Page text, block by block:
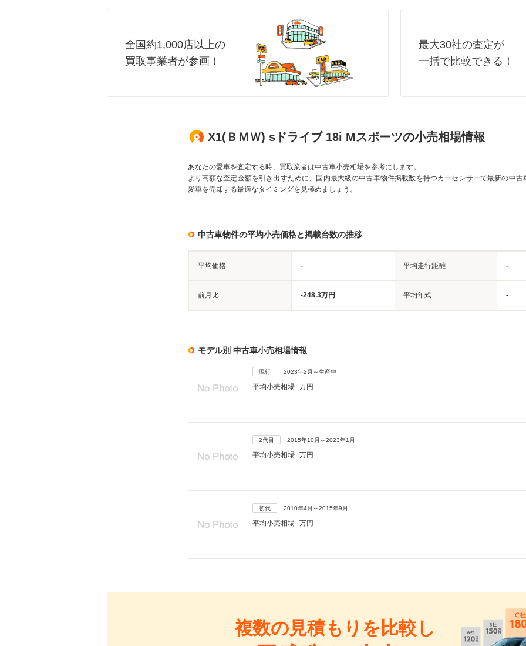
全国約1,000店以上の
買取事業者が参画！
最大30社の査定が
一括で比較できる！
X1(ＢＭＷ) sドライブ 18i Mスポーツの小売相場情報
あなたの愛車を査定する時、買取業者は中古車小売相場を参考にします。
より高額な査定金額を引き出すために、国内最大級の中古車物件掲載数を持つカーセンサーで最新の中古
愛車を売却する最適なタイミングを見極めましょう。
中古車物件の平均小売価格と掲載台数の推移
平均価格 - 平均走行距離 -
前月比 -248.3万円 平均年式 -
モデル別 中古車小売相場情報
現行 2023年2月～生産中
平均小売相場 万円
2代目 2015年10月～2023年1月
平均小売相場 万円
初代 2010年4月～2015年9月
平均小売相場 万円
複数の見積もりを比較し